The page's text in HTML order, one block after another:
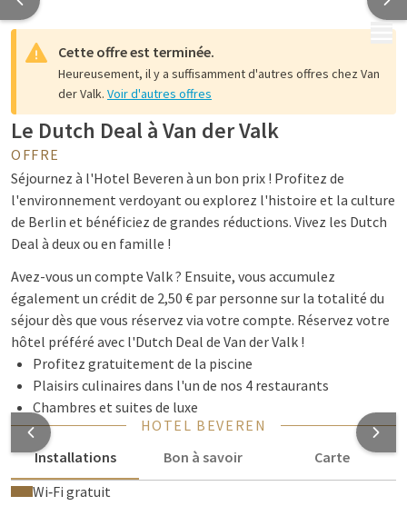
MENU
Cette offre est terminée.
Heureusement, il y a suffisamment d'autres offres chez Van
der Valk. Voir d'autres offres
Le Dutch Deal à Van der Valk
OFFRE
Séjournez à l'Hotel Beveren à un bon prix ! Profitez de
l'environnement verdoyant ou explorez l'histoire et la culture
de Berlin et bénéficiez de grandes réductions. Vivez les Dutch
Deal à deux ou en famille !
Avez-vous un compte Valk ? Ensuite, vous accumulez
également un crédit de 2,50 € par personne sur la totalité du
séjour dès que vous réservez via votre compte. Réservez votre
hôtel préféré avec l'Dutch Deal de Van der Valk !
Profitez gratuitement de la piscine
Plaisirs culinaires dans l'un de nos 4 restaurants
Chambres et suites de luxe
HOTEL BEVEREN
Installations
Bon à savoir
Carte
Wi‑Fi gratuit